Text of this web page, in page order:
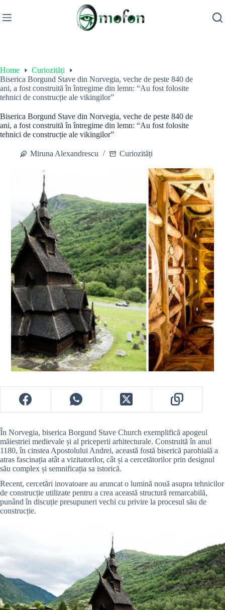
to
content
Home
Curiozități
Biserica Borgund Stave din Norvegia, veche de peste 840 de
ani, a fost construită în întregime din lemn: “Au fost folosite
tehnici de construcție ale vikingilor”
Biserica Borgund Stave din Norvegia, veche de peste 840 de
ani, a fost construită în întregime din lemn: “Au fost folosite
tehnici de construcție ale vikingilor”
Miruna Alexandrescu Curiozități
În Norvegia, biserica Borgund Stave Church exemplifică apogeul
măiestriei medievale și al priceperii arhitecturale. Construită în anul
1180, în cinstea Apostolului Andrei, această fostă biserică parohială a
atras fascinația atât a vizitatorilor, cât și a cercetătorilor prin designul
său complex și semnificația sa istorică.
Recent, cercetări inovatoare au aruncat o lumină nouă asupra tehnicilor
de construcție utilizate pentru a crea această structură remarcabilă,
punând în discuție presupuneri vechi cu privire la procesul său de
construcție.